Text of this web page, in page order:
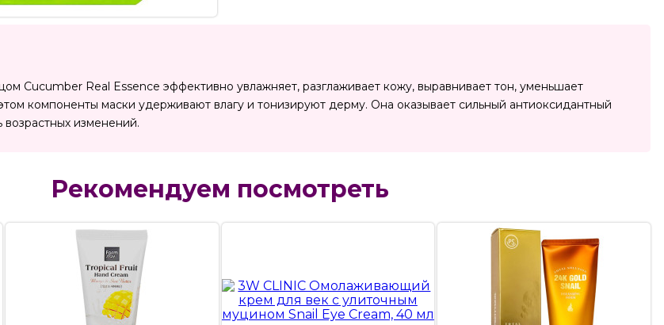
Cucumber Real Essence эффективно увлажняет, разглаживает кожу, выравнивает тон, уменьшает
компоненты маски удерживают влагу и тонизируют дерму. Она оказывает сильный антиоксидантный
изменений.
Рекомендуем посмотреть